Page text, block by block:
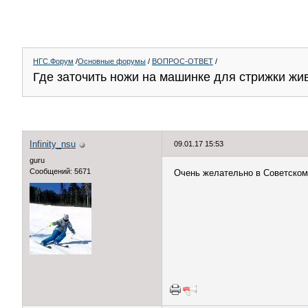
НГС.Форум /Основные форумы / ВОПРОС-ОТВЕТ /
Где заточить ножи на машинке для стрижки
Infinity_nsu
guru
Сообщений: 5671
09.01.17 15:53
Очень желательно в